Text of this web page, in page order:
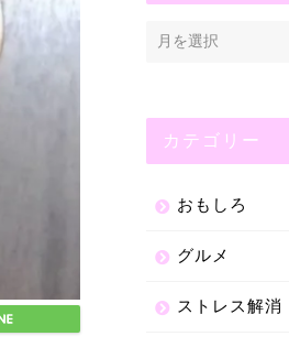
カテゴリー
おもしろ
グルメ
ストレス解消